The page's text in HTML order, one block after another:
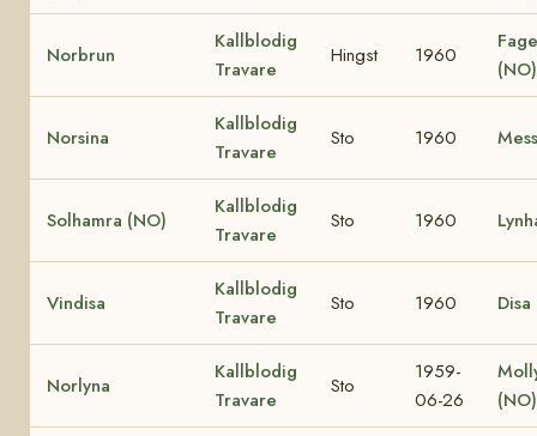
Norbrun
Kallblodig
Travare
Hingst 1960
(NO)
Norsina
Kallblodig
Travare
Sto 1960
Solhamra (NO)
Kallblodig
Travare
Sto 1960
Vindisa
Kallblodig
Travare
Sto 1960 Disa
Norlyna
Kallblodig
Travare
Sto
1959-
06-26